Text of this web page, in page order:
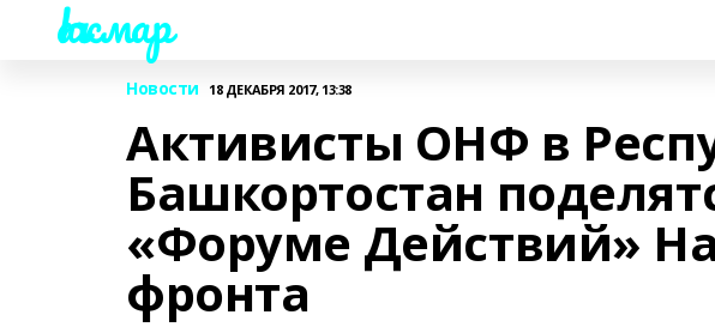
Һаҡмар
Новости 18 ДЕКАБРЯ 2017, 13:38
Активисты ОНФ в
Башкортостан
«Форуме Действий»
фронта